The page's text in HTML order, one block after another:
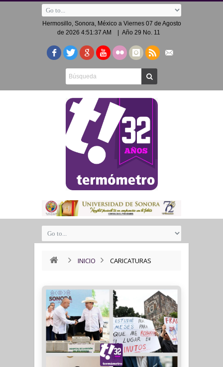
Hermosillo, Sonora, México a Viernes 07 de Agosto
de 2026 4:51:38 AM
| Año 29 No. 11
INICIO CARICATURAS